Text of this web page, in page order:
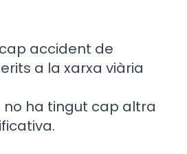
accident de
a la xarxa viària
no ha tingut cap altra